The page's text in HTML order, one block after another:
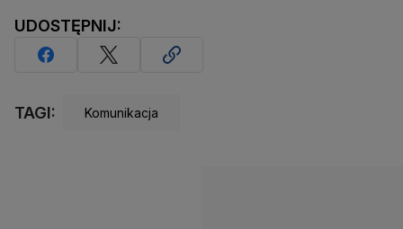
UDOSTĘPNIJ:
TAGI: Komunikacja